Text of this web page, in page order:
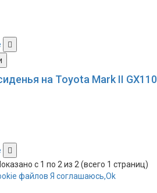
на Toyota Mark II GX110
с 1 по 2 из 2 (всего 1 страниц)
файлов Я соглашаюсь,Ok